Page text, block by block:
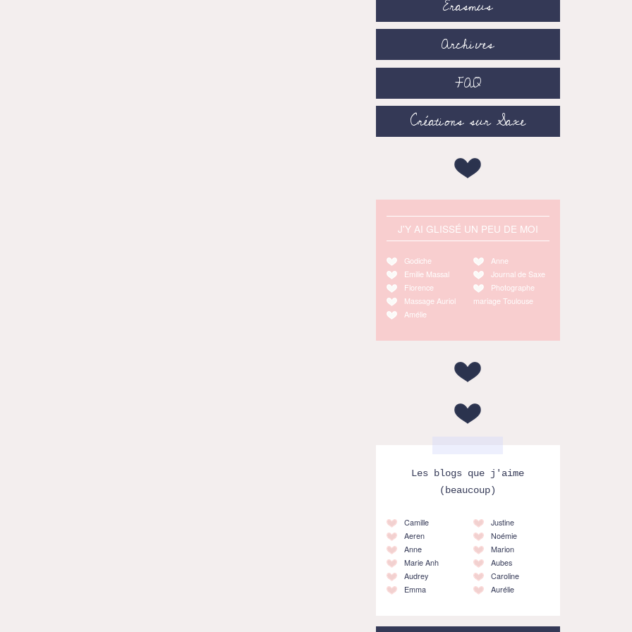
Erasmus
Archives
FAQ
Créations sur Saxe
J'Y AI GLISSÉ UN PEU DE MOI
Godiche
Emilie Massal
Florence
Massage Auriol
Amélie
Anne
Journal de Saxe
Photographe
mariage Toulouse
Les blogs que j'aime
(beaucoup)
Camille
Aeren
Anne
Marie Anh
Audrey
Emma
Justine
Noémie
Marion
Aubes
Caroline
Aurélie